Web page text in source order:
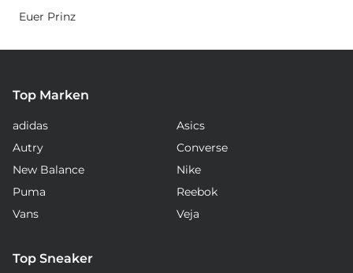
Euer Prinz
Top Marken
adidas
Asics
Autry
Converse
New Balance
Nike
Puma
Reebok
Vans
Veja
Top Sneaker